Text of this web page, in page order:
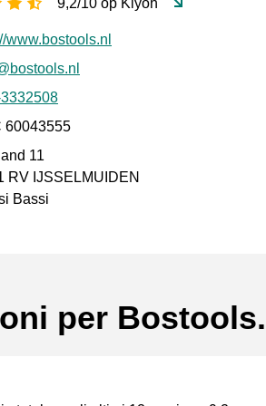
di contatto verificate
URL
www.bostools.nl
number
60043555
commerciale
11
RV IJSSELMUIDEN
Bassi
per